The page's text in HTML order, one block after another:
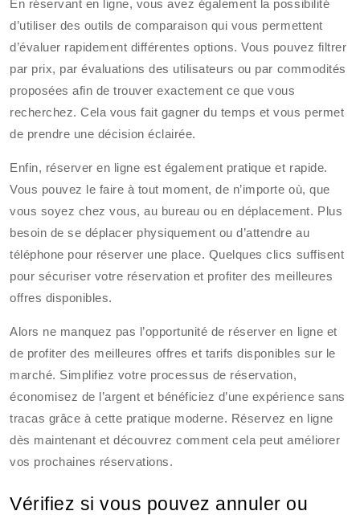
En réservant en ligne, vous avez également la possibilité
d’utiliser des outils de comparaison qui vous permettent
d’évaluer rapidement différentes options. Vous pouvez filtrer
par prix, par évaluations des utilisateurs ou par commodités
proposées afin de trouver exactement ce que vous
recherchez. Cela vous fait gagner du temps et vous permet
de prendre une décision éclairée.
Enfin, réserver en ligne est également pratique et rapide.
Vous pouvez le faire à tout moment, de n’importe où, que
vous soyez chez vous, au bureau ou en déplacement. Plus
besoin de se déplacer physiquement ou d’attendre au
téléphone pour réserver une place. Quelques clics suffisent
pour sécuriser votre réservation et profiter des meilleures
offres disponibles.
Alors ne manquez pas l’opportunité de réserver en ligne et
de profiter des meilleures offres et tarifs disponibles sur le
marché. Simplifiez votre processus de réservation,
économisez de l’argent et bénéficiez d’une expérience sans
tracas grâce à cette pratique moderne. Réservez en ligne
dès maintenant et découvrez comment cela peut améliorer
vos prochaines réservations.
Vérifiez si vous pouvez annuler ou